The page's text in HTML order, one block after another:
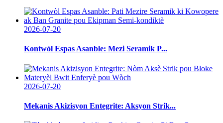
2026-07-20
Kontwòl Espas Asanble: Mezi Seramik P...
2026-07-20
Mekanis Akizisyon Entegrite: Aksyon Strik...